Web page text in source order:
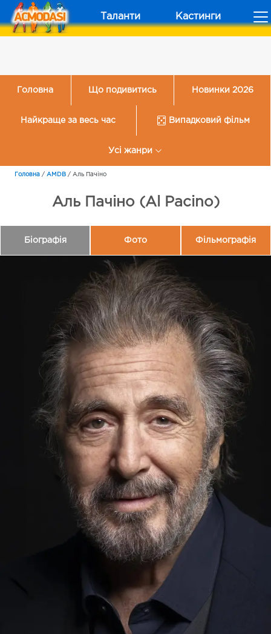
Таланти Кастинги
Головна Що подивитись Новинки 2026
Найкраще за весь час Випадковий фільм
Усі жанри
Головна / AMDB / Аль Пачіно
Аль Пачіно (Al Pacino)
Біографія Фото Фільмографія